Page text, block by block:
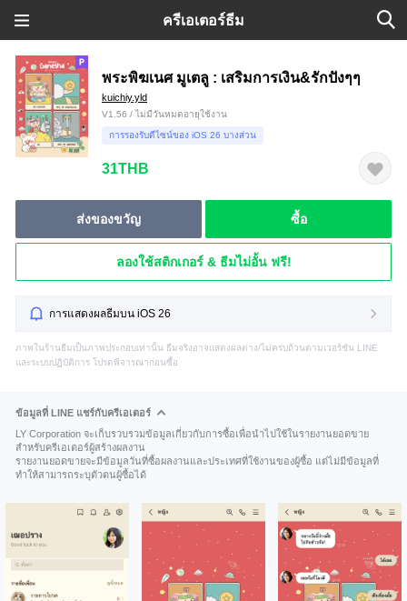
ครีเอเตอร์ธีม
พระพิฆเนศ มูเตลู : เสริมการเงิน&รักปังๆๆ
kuichiy.yld
V1.56 / ไม่มีวันหมดอายุใช้งาน
การรองรับดีไซน์ของ iOS 26 บางส่วน
31THB
ส่งของขวัญ ซื้อ
ลองใช้สติกเกอร์ & ธีมไม่อั้น ฟรี!
การแสดงผลธีมบน iOS 26
ภาพในร้านธีมเป็นภาพประกอบเท่านั้น ธีมจริงอาจแสดงผลต่าง/ไม่ครบถ้วนตามเวอร์ชัน LINE
และระบบปฏิบัติการ โปรดพิจารณาก่อนซื้อ
ข้อมูลที่ LINE แชร์กับครีเอเตอร์
LY Corporation จะเก็บรวบรวมข้อมูลเกี่ยวกับการซื้อเพื่อนำไปใช้ในรายงานยอดขาย
สำหรับครีเอเตอร์ผู้สร้างผลงาน
รายงานยอดขายจะมีข้อมูลวันที่ซื้อผลงานและประเทศที่ใช้งานของผู้ซื้อ แต่ไม่มีข้อมูลที่
ทำให้สามารถระบุตัวตนผู้ซื้อได้